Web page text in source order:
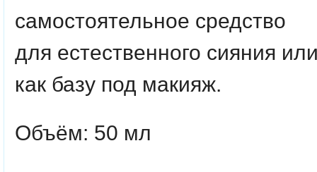
самостоятельное средство
для естественного сияния
как базу под макияж.
Объём: 50 мл